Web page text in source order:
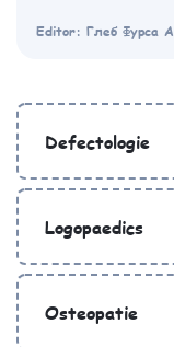
Editor: Глеб Фурса
Defectologie
Logopaedics
Osteopatie